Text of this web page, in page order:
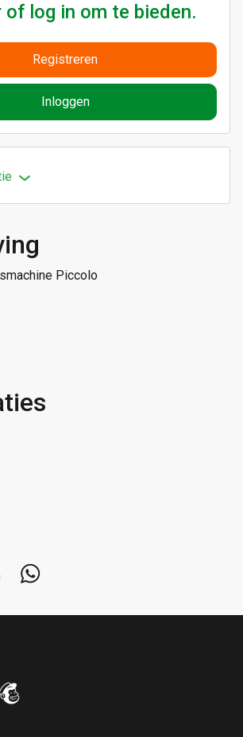
of log in om te bieden.
Registreren
Inloggen
Piccolo